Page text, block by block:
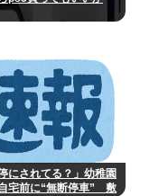
にされてる？」幼稚園
宅前に“無断停車” 敷